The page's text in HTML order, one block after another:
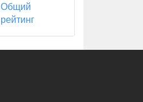
Общий
рейтинг